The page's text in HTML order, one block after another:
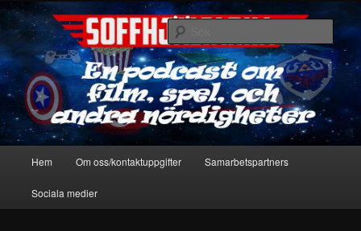
Hoppa
primärt
innehållSoffhjältarna
En podcast om film, spel & andra nördigheter
Sök
Hem Om oss/kontaktuppgifter Samarbetspartners
Sociala medier